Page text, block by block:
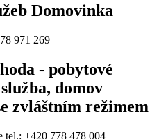
Domovinka
971 269
- pobytové
domov
zvláštním režimem
tel.: +420 778 478 004